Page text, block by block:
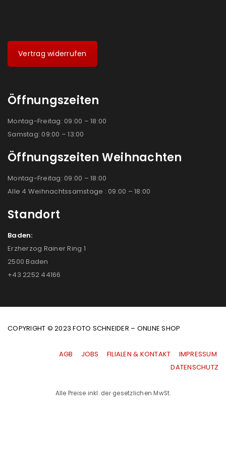
Vertrag widerrufen
Öffnungszeiten
Montag-Freitag: 09:00 – 18:00
Samstag: 09:00 – 13:00
Öffnungszeiten Weihnachten
Montag-Freitag: 09:00 – 18:00
Alle 4 Weihnachtssamstage : 09:00 – 18:00
Standort
Baden:
Erzherzog Rainer Ring 1
2500 Baden
+43 2252 44166
COPYRIGHT © 2023 FOTO SCHNEIDER – ONLINE SHOP
AGB JOBS FILIALEN & KONTAKT
IMPRESSUM
|DATENSCHUTZ
Alle Preise inkl. der gesetzlichen MwSt.